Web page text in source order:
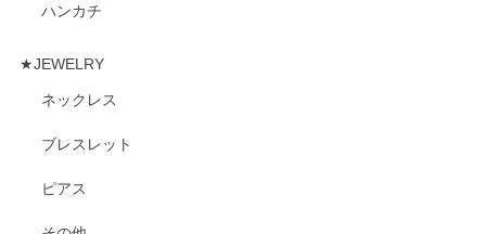
ハンカチ
★JEWELRY
ネックレス
ブレスレット
ピアス